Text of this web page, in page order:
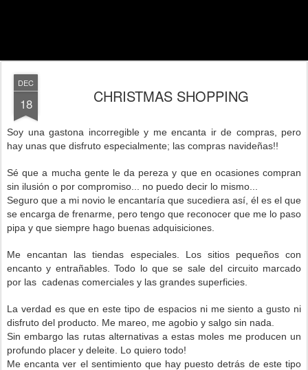
DEC
18 CHRISTMAS SHOPPING
Soy una gastona incorregible y me encanta ir de compras, pero
hay unas que disfruto especialmente; las compras navideñas!!
Sé que a mucha gente le da pereza y que en ocasiones compran
sin ilusión o por compromiso... no puedo decir lo mismo...
Seguro que a mi novio le encantaría que sucediera así, él es el que
se encarga de frenarme, pero tengo que reconocer que me lo paso
pipa y que siempre hago buenas adquisiciones.
Me encantan las tiendas especiales. Los sitios pequeños con
encanto y entrañables. Todo lo que se sale del circuito marcado
por las cadenas comerciales y las grandes superficies.
La verdad es que en este tipo de espacios ni me siento a gusto ni
disfruto del producto. Me mareo, me agobio y salgo sin nada.
Sin embargo las rutas alternativas a estas moles me producen un
profundo placer y deleite. Lo quiero todo!
Me encanta ver el sentimiento que hay puesto detrás de este tipo